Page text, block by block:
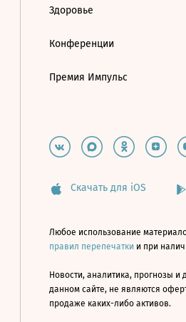
Здоровье
Конференции
Премия Импульс
Скачать для iOS
Любое использование
правил перепечатки и при
Новости, аналитика, прогнозы
данном сайте, не являются
продаже каких-либо активов.